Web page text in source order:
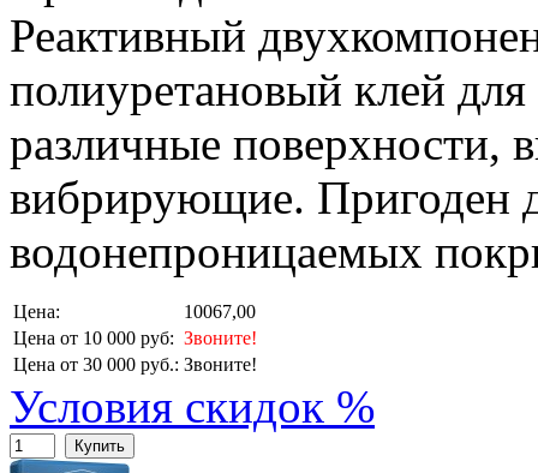
Реактивный
полиуретановый клей
различные поверхности,
вибрирующие. Пригоден
водонепроницаемых
Цена:
10067,00
Цена от 10 000 руб: Звоните!
Цена от 30 000 руб.: Звоните!
Условия скидок %
Купить